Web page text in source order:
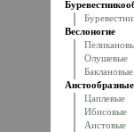
Веслоногие
Олушевые
Баклановые
Аистообразные
Цаплевые
Ибисовые
Аистовые